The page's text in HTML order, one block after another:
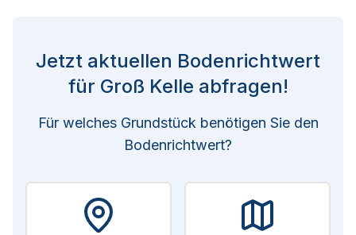
Jetzt aktuellen Bodenrichtwert
für Groß Kelle abfragen!
Für welches Grundstück benötigen Sie den
Bodenrichtwert?